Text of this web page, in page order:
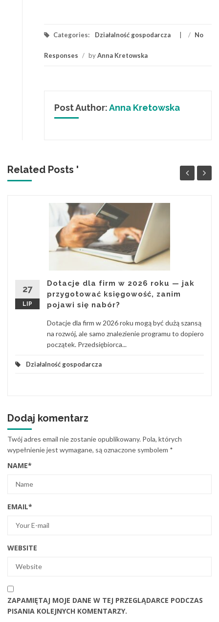
Categories: Działalność gospodarcza / No
Responses / byAnna Kretowska
Post Author:Anna Kretowska
Related Posts '
27
LIP
Dotacje dla firm w 2026 roku — jak
przygotować księgowość, zanim
pojawi się nabór?
Dotacje dla firm w 2026 roku mogą być dużą szansą
na rozwój, ale samo znalezienie programu to dopiero
początek. Przedsiębiorca...
Działalność gospodarcza
Dodaj komentarz
Twój adres email nie zostanie opublikowany. Pola, których
wypełnienie jest wymagane, są oznaczone symbolem *
NAME*
EMAIL*
WEBSITE
ZAPAMIĘTAJ MOJE DANE W TEJ PRZEGLĄDARCE PODCZAS
PISANIA KOLEJNYCH KOMENTARZY.